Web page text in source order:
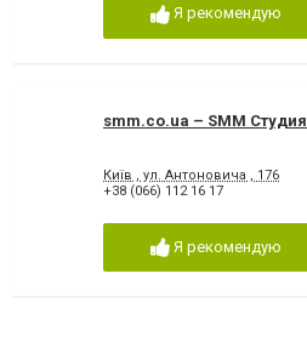
Я рекомендую
smm.co.ua – SMM Студия
Київ , ул. Антоновича , 176
+38 (066) 112 16 17
Я рекомендую